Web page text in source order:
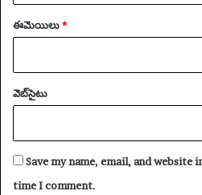
ఈమెయిలు*
వెబ్‌సైటు
Save my name, email, and
time I comment.